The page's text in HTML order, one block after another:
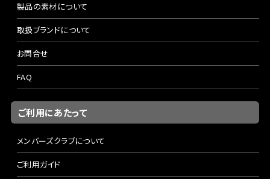
製品の素材について
取扱ブランドについて
お問合せ
FAQ
ご利用にあたって
メンバーズクラブについて
ご利用ガイド